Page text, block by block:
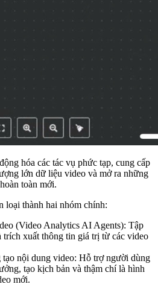
hóa các tác vụ phức tạp, cung cấp
lớn dữ liệu video và mở ra những
toàn mới.
loại thành hai nhóm chính:
(Video Analytics AI Agents): Tập
trích xuất thông tin giá trị từ các video
tạo nội dung video: Hỗ trợ người dùng
tạo kịch bản và thậm chí là hình
mới.